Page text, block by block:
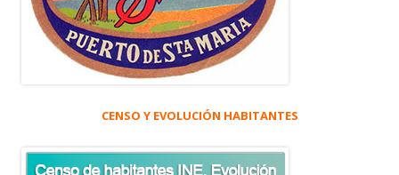
CENSO Y EVOLUCIÓN HABITANTES